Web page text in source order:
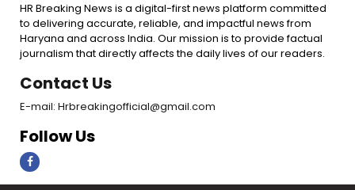
HR Breaking News is a digital-first news platform committed
to delivering accurate, reliable, and impactful news from
Haryana and across India. Our mission is to provide factual
journalism that directly affects the daily lives of our readers.
Contact Us
E-mail: Hrbreakingofficial@gmail.com
Follow Us